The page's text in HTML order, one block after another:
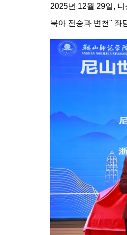
2025년 12월 29일,
북아 전승과 변천" 좌